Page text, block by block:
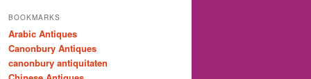
BOOKMARKS
Arabic Antiques
Canonbury Antiques
canonbury antiquitaten